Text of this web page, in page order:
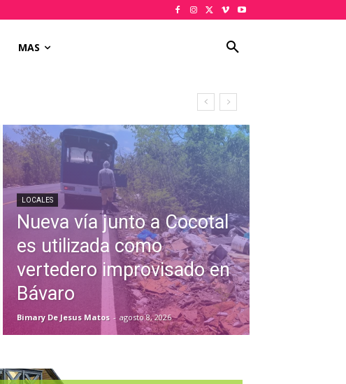
MAS
LOCALES
Nueva vía junto a Cocotal
es utilizada como
vertedero improvisado en
Bávaro
Bimary De Jesus Matos - agosto 8, 2026